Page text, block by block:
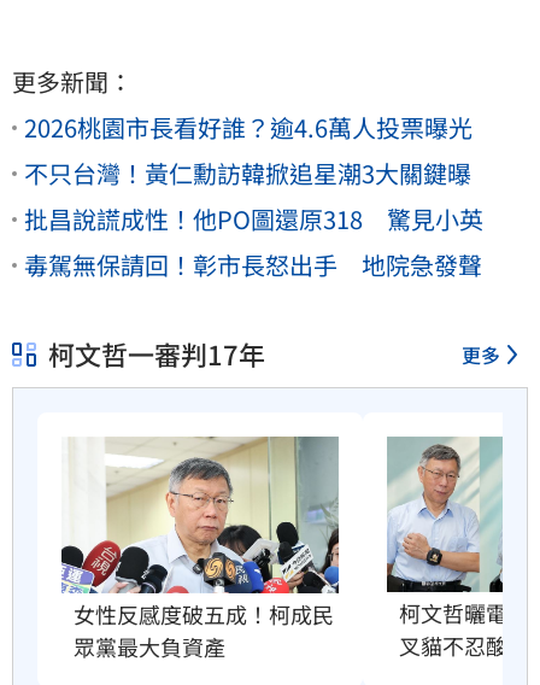
更多新聞：
2026桃園市長看好誰？逾4.6萬人投票曝光
不只台灣！黃仁勳訪韓掀追星潮3大關鍵曝
批昌說謊成性！他PO圖還原318 驚見小英
毒駕無保請回！彰市長怒出手 地院急發聲
柯文哲一審判17年 更多
女性反感度破五成！柯成民
眾黨最大負資產
柯文哲曬電子
叉貓不忍酸爆